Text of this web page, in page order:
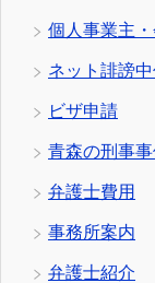
個人事業主
ネット誹謗
ビザ申請
青森の刑事
弁護士費用
事務所案内
弁護士紹介